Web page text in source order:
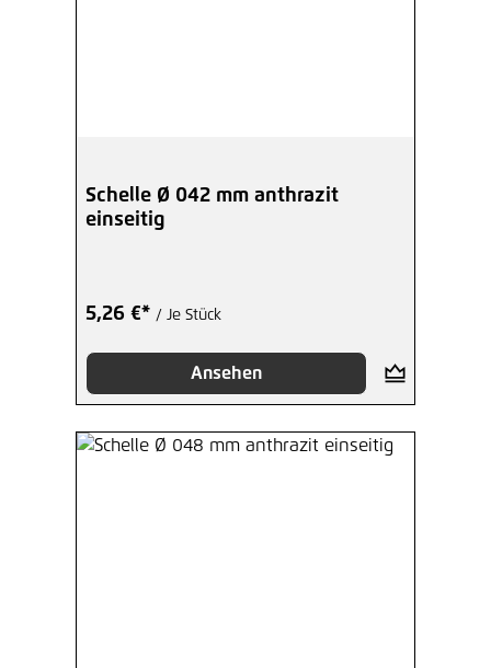
Schelle Ø 042 mm anthrazit
einseitig
5,26 €* / Je Stück
Ansehen